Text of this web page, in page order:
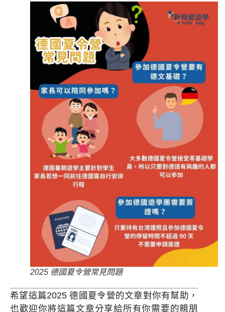
2025 德國夏令營常見問題
希望這篇2025 德國夏令營的文章對你有幫助，
也歡迎你將這篇文章分享給所有你需要的親朋